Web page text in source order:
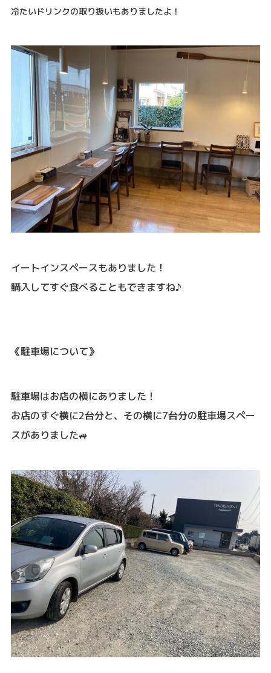
冷たいドリンクの取り扱いもありましたよ！
イートインスペースもありました！
購入してすぐ食べることもできますね♪
《駐車場について》
駐車場はお店の横にありました！
お店のすぐ横に2台分と、その横に7台分の駐車場スペー
スがありました🚙